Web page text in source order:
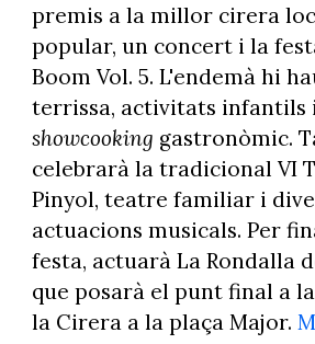
premis a la millor cirera
popular, un concert i la
Boom Vol. 5. L'endemà hi
terrissa, activitats infantils
showcooking gastronòmic.
celebrarà la tradicional VI
Pinyol, teatre familiar i
actuacions musicals. Per
festa, actuarà La Rondalla
que posarà el punt final a
la Cirera a la plaça Major.